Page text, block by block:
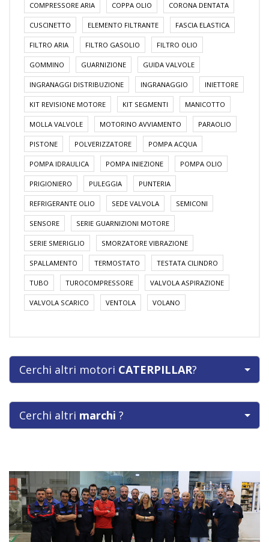
COMPRESSORE ARIA COPPA OLIO CORONA DENTATA
CUSCINETTO ELEMENTO FILTRANTE FASCIA ELASTICA
FILTRO ARIA FILTRO GASOLIO FILTRO OLIO
GOMMINO GUARNIZIONE GUIDA VALVOLE
INGRANAGGI DISTRIBUZIONE INGRANAGGIO INIETTORE
KIT REVISIONE MOTORE KIT SEGMENTI MANICOTTO
MOLLA VALVOLE MOTORINO AVVIAMENTO PARAOLIO
PISTONE POLVERIZZATORE POMPA ACQUA
POMPA IDRAULICA POMPA INIEZIONE POMPA OLIO
PRIGIONIERO PULEGGIA PUNTERIA
REFRIGERANTE OLIO SEDE VALVOLA SEMICONI
SENSORE SERIE GUARNIZIONI MOTORE
SERIE SMERIGLIO SMORZATORE VIBRAZIONE
SPALLAMENTO TERMOSTATO TESTATA CILINDRO
TUBO TUROCOMPRESSORE VALVOLA ASPIRAZIONE
VALVOLA SCARICO VENTOLA VOLANO
Cerchi altri motori CATERPILLAR?
Cerchi altri marchi ?